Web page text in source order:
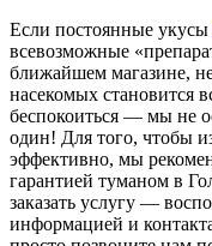
Если постоянные укусы
всевозможные
ближайшем магазине,
насекомых становится
беспокоиться — мы не
один! Для того, чтобы
эффективно, мы
гарантией туманом в
заказать услугу —
информацией и